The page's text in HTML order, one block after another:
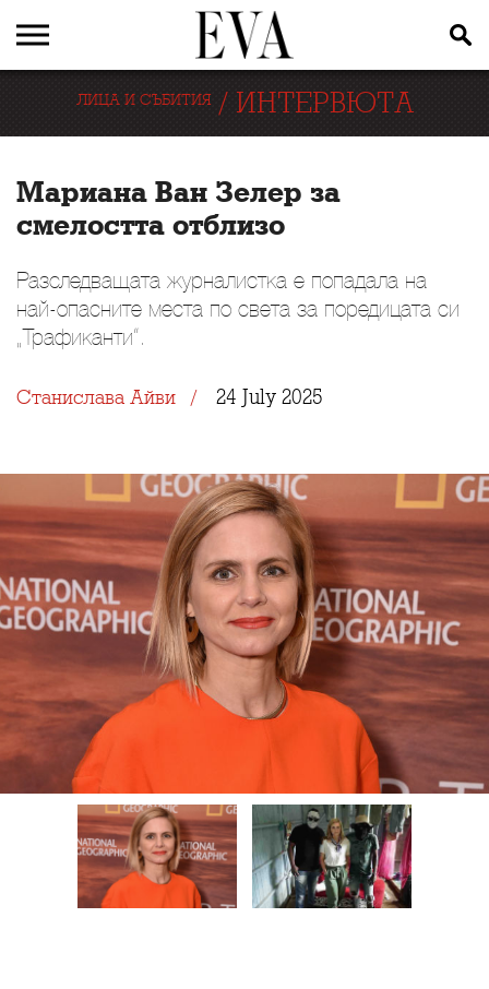
ЛИЦА И СЪБИТИЯ/ ИНТЕРВЮТА
Мариана Ван Зелер за
смелостта отблизо
Разследващата журналистка е попадала на
най-опасните места по света за поредицата си
„Трафиканти“.
Станислава Айви 24 July 2025